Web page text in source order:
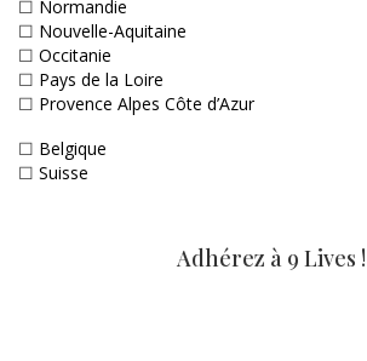
☐ Normandie
☐ Nouvelle-Aquitaine
☐ Occitanie
☐ Pays de la Loire
☐ Provence Alpes Côte d’Azur
☐ Belgique
☐ Suisse
Adhérez à 9 Lives !